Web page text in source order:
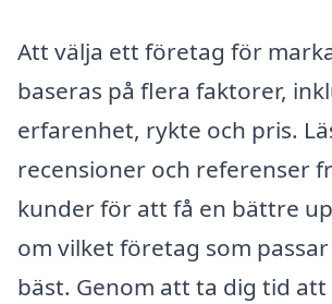
Att välja ett företag för
baseras på flera faktorer,
erfarenhet, rykte och pris.
recensioner och referenser
kunder för att få en bättre
om vilket företag som
bäst. Genom att ta dig tid